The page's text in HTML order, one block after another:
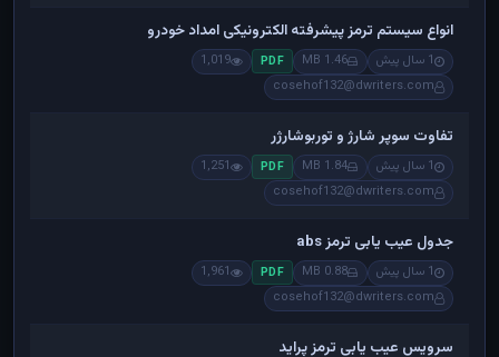
انواع سیستم ترمز پیشرفته الکترونیکی امداد خودرو
1 سال پیش 1.46 MB
PDF
1,019
cosehof132@dwriters.com
تفاوت سوپر شارژ و توربوشارژر
1 سال پیش 1.84 MB
PDF
1,251
cosehof132@dwriters.com
جدول عیب یابی ترمز abs
1 سال پیش 0.88 MB
PDF
1,961
cosehof132@dwriters.com
سرویس عیب یابی ترمز پراید